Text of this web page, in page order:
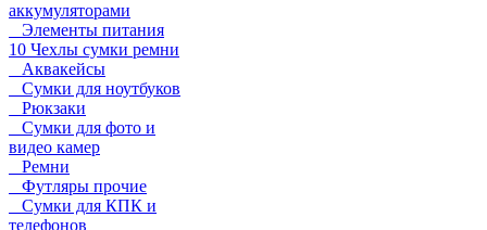
аккумуляторами
Элементы питания
10 Чехлы сумки ремни
Аквакейсы
Сумки для ноутбуков
Рюкзаки
Сумки для фото и
видео камер
Ремни
Футляры прочие
Сумки для КПК и
телефонов